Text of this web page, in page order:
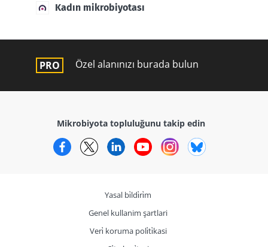
Kadın mikrobiyotası
Özel alanınızı burada bulun
Mikrobiyota topluluğunu takip edin
FacebookTwitterLinkedInYouTubeInstagram
Yasal bi̇ldi̇ri̇m
Genel kullanim şartlari
Veri̇ koruma poli̇ti̇kasi